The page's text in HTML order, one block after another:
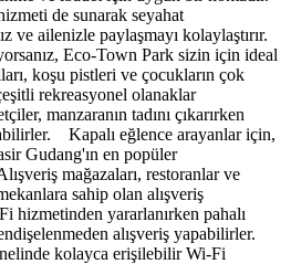
de sunarak seyahat
ve ailenizle paylaşmayı kolaylaştırır.
Eco-Town Park sizin için ideal
koşu pistleri ve çocukların çok
rekreasyonel olanaklar
manzaranın tadını çıkarırken
Kapalı eğlence arayanlar için,
Gudang'ın en popüler
mağazaları, restoranlar ve
sahip olan alışveriş
hizmetinden yararlanırken pahalı
alışveriş yapabilirler.
kolayca erişilebilir Wi-Fi